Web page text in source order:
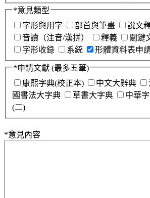
*意見類型
字形與用字
部首與筆畫 說文
音讀（注音/漢拼）
釋義 關鍵
字形收錄
系統 形體資料表申
*申請文獻 (最多五筆)
康熙字典(校正本)
中文大辭典
國書法大字典
草書大字典 中華
(二)
*意見內容